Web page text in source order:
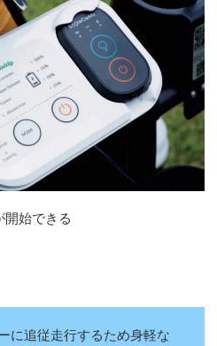
開始できる
に追従走行するため身軽な